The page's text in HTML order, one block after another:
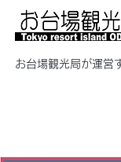
お台場観光局が運営